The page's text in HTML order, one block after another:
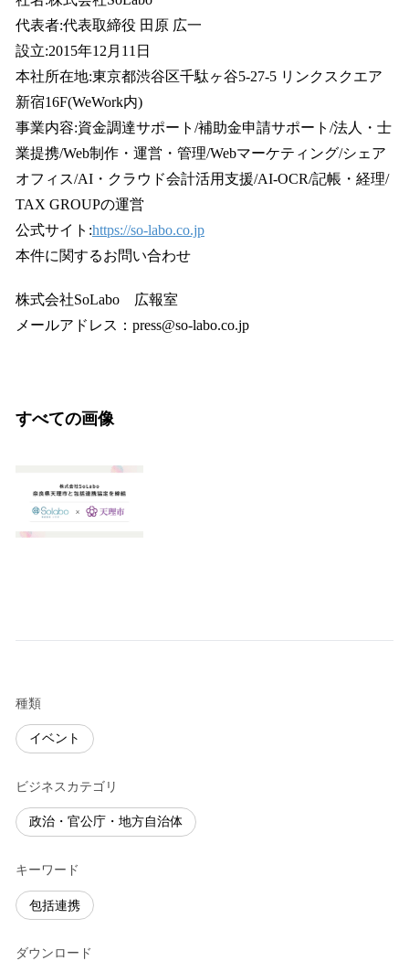
代表者:代表取締役 田原 広一
設立:2015年12月11日
本社所在地:東京都渋谷区千駄ヶ谷5-27-5 リンクスクエア
新宿16F(WeWork内)
事業内容:資金調達サポート/補助金申請サポート/法人・士
業提携/Web制作・運営・管理/Webマーケティング/シェア
オフィス/AI・クラウド会計活用支援/AI-OCR/記帳・経理/
TAX GROUPの運営
公式サイト:https://so-labo.co.jp
本件に関するお問い合わせ
株式会社SoLabo 広報室
メールアドレス：press@so-labo.co.jp
すべての画像
種類
イベント
ビジネスカテゴリ
政治・官公庁・地方自治体
キーワード
包括連携
ダウンロード